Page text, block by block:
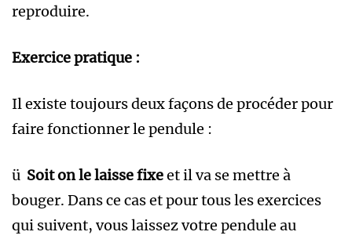
reproduire.
Exercice pratique :
Il existe toujours deux façons de procéder pour
faire fonctionner le pendule :
ü Soit on le laisse fixeet il va se mettre à
bouger. Dans ce cas et pour tous les exercices
qui suivent, vous laissez votre pendule au